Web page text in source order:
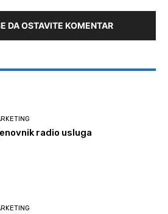
DA OSTAVITE KOMENTAR
radio usluga